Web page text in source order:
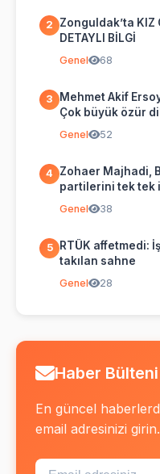
2
Zonguldak’ta KIZ
DETAYLI BİLGİ
Genel 68
3
Mehmet Akif
Çok büyük özür
Genel 52
4
Zohaer Majhadi,
partilerini tek tek
Genel 38
5
RTÜK affetmedi:
takılan sahne
Genel 28
Haber Bülteni
En güncel
email adresinizi girin.